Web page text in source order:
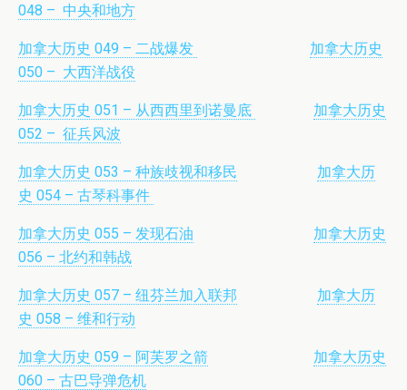
048 – 中央和地方
加拿大历史 049 – 二战爆发
加拿大历史
050 – 大西洋战役
加拿大历史 051 – 从西西里到诺曼底
加拿大历史
052 – 征兵风波
加拿大历史 053 – 种族歧视和移民
加拿大历
史 054 – 古琴科事件
加拿大历史 055 – 发现石油
加拿大历史
056 – 北约和韩战
加拿大历史 057 – 纽芬兰加入联邦
加拿大历
史 058 – 维和行动
加拿大历史 059 – 阿芙罗之箭
加拿大历史
060 – 古巴导弹危机